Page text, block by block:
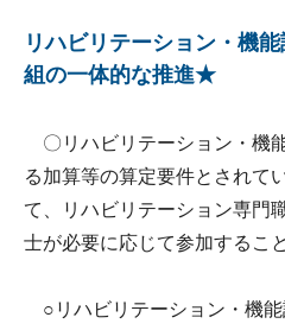
リハビリテーション・機
組の一体的な推進★
〇リハビリテーション・機
る加算等の算定要件とされて
て、リハビリテーション専門
士が必要に応じて参加するこ
○リハビリテーション・機